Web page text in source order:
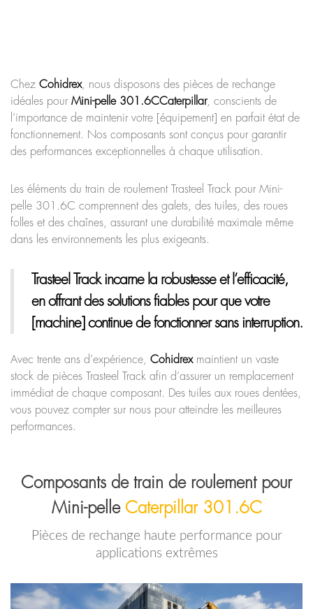
Chez Cohidrex, nous disposons des pièces de rechange
idéales pour Mini-pelle 301.6CCaterpillar, conscients de
l’importance de maintenir votre [équipement] en parfait état de
fonctionnement. Nos composants sont conçus pour garantir
des performances exceptionnelles à chaque utilisation.
Les éléments du train de roulement Trasteel Track pour Mini-
pelle 301.6C comprennent des galets, des tuiles, des roues
folles et des chaînes, assurant une durabilité maximale même
dans les environnements les plus exigeants.
Trasteel Trackincarne la robustesse et l’efficacité,
en offrant des solutions fiables pour que votre
[machine] continue de fonctionner sans interruption.
Avec trente ans d’expérience, Cohidrexmaintient un vaste
stock de pièces Trasteel Track afin d’assurer un remplacement
immédiat de chaque composant. Des tuiles aux roues dentées,
vous pouvez compter sur nous pour atteindre les meilleures
performances.
Composants de train de roulement pour
Mini-pelle Caterpillar 301.6C
Pièces de rechange haute performance pour
applications extrêmes